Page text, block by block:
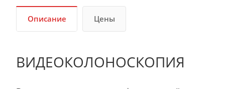
Описание Цены
ВИДЕОКОЛОНОСКОПИЯ